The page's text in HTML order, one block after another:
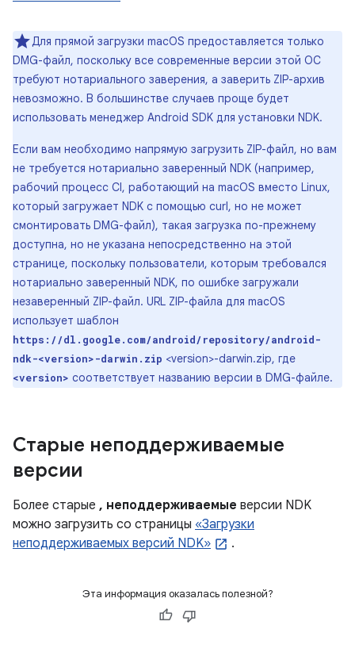
Для прямой загрузки macOS предоставляется только
DMG-файл, поскольку все современные версии этой ОС
требуют нотариального заверения, а заверить ZIP-архив
невозможно. В большинстве случаев проще будет
использовать менеджер Android SDK для установки NDK.
Если вам необходимо напрямую загрузить ZIP-файл, но вам
не требуется нотариально заверенный NDK (например,
рабочий процесс CI, работающий на macOS вместо Linux,
который загружает NDK с помощью curl, но не может
смонтировать DMG-файл), такая загрузка по-прежнему
доступна, но не указана непосредственно на этой
странице, поскольку пользователи, которым требовался
нотариально заверенный NDK, по ошибке загружали
незаверенный ZIP-файл. URL ZIP-файла для macOS
использует шаблон
https://dl.google.com/android/repository/android-
ndk-<version>-darwin.zip <version>-darwin.zip, где
<version> соответствует названию версии в DMG-файле.
Старые неподдерживаемые
версии
Более старые , неподдерживаемые версии NDK
можно загрузить со страницы «Загрузки
неподдерживаемых версий NDK»
.
Эта информация оказалась полезной?